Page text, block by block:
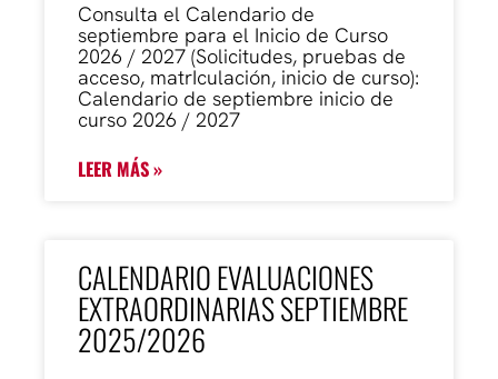
Consulta el Calendario de
septiembre para el Inicio de Curso
2026 / 2027 (Solicitudes, pruebas de
acceso, matrIculación, inicio de curso):
Calendario de septiembre inicio de
curso 2026 / 2027
LEER MÁS »
CALENDARIO EVALUACIONES
EXTRAORDINARIAS SEPTIEMBRE
2025/2026